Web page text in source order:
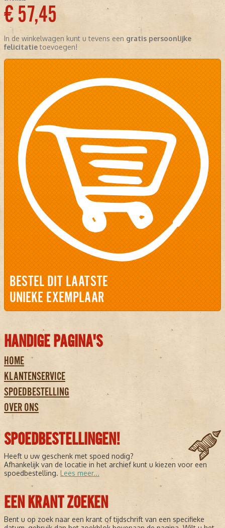
€ 57,45
In de winkelwagen kunt u tevens een gratis persoonlijke
felicitatietoevoegen!
BESTEL DIT LAATSTE
UNIEKE EXEMPLAAR
HANDIGE PAGINA'S
HOME
KLANTENSERVICE
SPOEDBESTELLING
OVER ONS
SPOEDBESTELLINGEN!
Heeft u uw geschenk met spoed nodig?
Afhankelijk van de locatie in het archief kunt u kiezen voor een
spoedbestelling. Lees meer...
EEN KRANT ZOEKEN
Bent u op zoek naar een krant of tijdschrift van een specifieke